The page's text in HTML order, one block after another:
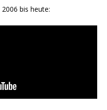
bis heute: